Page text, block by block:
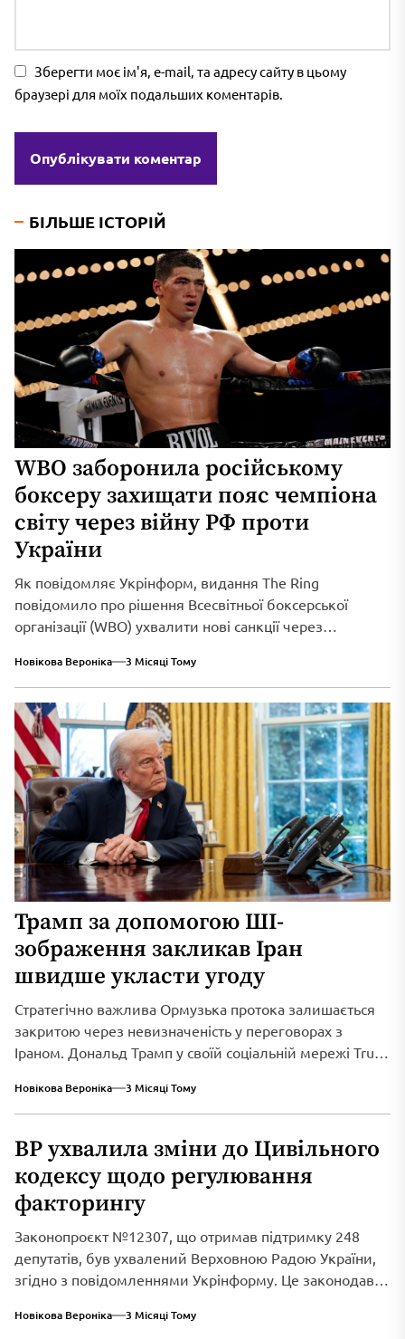
Зберегти моє ім'я, e-mail, та адресу сайту в цьому
браузері для моїх подальших коментарів.
БІЛЬШЕ ІСТОРІЙ
WBO заборонила російському
боксеру захищати пояс чемпіона
світу через війну РФ проти
України
Як повідомляє Укрінформ, видання The Ring
повідомило про рішення Всесвітньої боксерської
організації (WBO) ухвалити нові санкції через
Новікова Вероніка 3 Місяці Тому
Трамп за допомогою ШІ-
зображення закликав Іран
швидше укласти угоду
Стратегічно важлива Ормузька протока залишається
закритою через невизначеність у переговорах з
Іраном. Дональд Трамп у своїй соціальній мережі Truth
Новікова Вероніка 3 Місяці Тому
ВР ухвалила зміни до Цивільного
кодексу щодо регулювання
факторингу
Законопроєкт №12307, що отримав підтримку 248
депутатів, був ухвалений Верховною Радою України,
згідно з повідомленнями Укрінформу. Це законодавче
Новікова Вероніка 3 Місяці Тому